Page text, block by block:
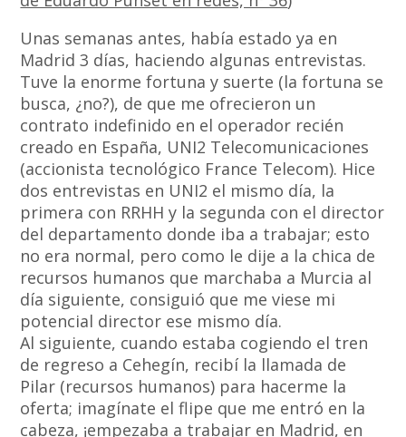
Unas semanas antes, había estado ya en
Madrid 3 días, haciendo algunas entrevistas.
Tuve la enorme fortuna y suerte (la fortuna se
busca, ¿no?), de que me ofrecieron un
contrato indefinido en el operador recién
creado en España, UNI2 Telecomunicaciones
(accionista tecnológico France Telecom). Hice
dos entrevistas en UNI2 el mismo día, la
primera con RRHH y la segunda con el director
del departamento donde iba a trabajar; esto
no era normal, pero como le dije a la chica de
recursos humanos que marchaba a Murcia al
día siguiente, consiguió que me viese mi
potencial director ese mismo día.
Al siguiente, cuando estaba cogiendo el tren
de regreso a Cehegín, recibí la llamada de
Pilar (recursos humanos) para hacerme la
oferta; imagínate el flipe que me entró en la
cabeza, ¡empezaba a trabajar en Madrid, en